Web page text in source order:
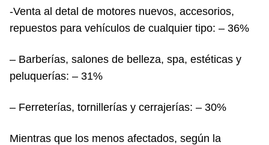
-Venta al detal de motores nuevos, accesorios,
repuestos para vehículos de cualquier tipo: – 36%
– Barberías, salones de belleza, spa, estéticas y
peluquerías: – 31%
– Ferreterías, tornillerías y cerrajerías: – 30%
Mientras que los menos afectados, según la